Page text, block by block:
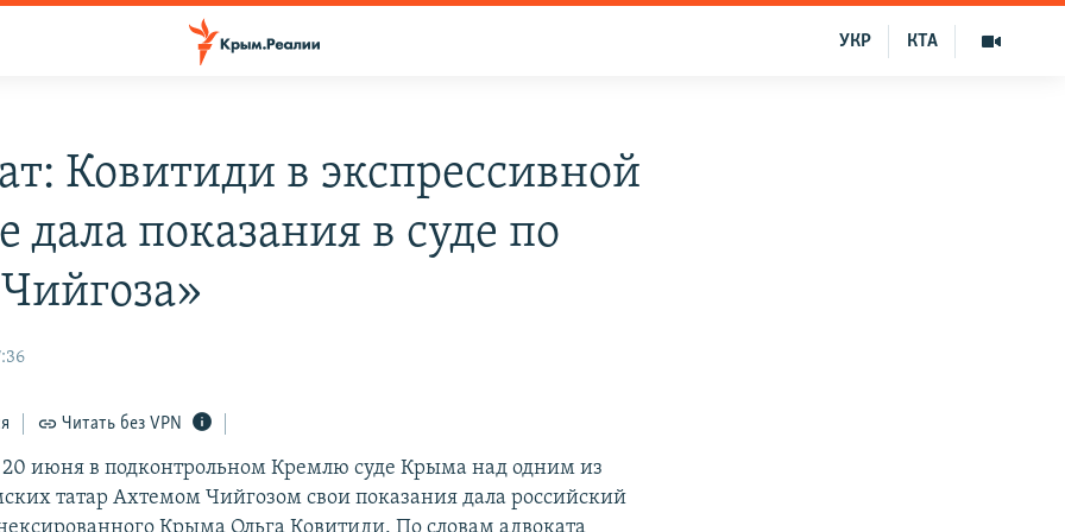
КТА
УКР
Ковитиди в экспрессивной
дала показания в суде по
Читать без VPN
20 июня в подконтрольном Кремлю суде Крыма над одним из
татар Ахтемом Чийгозом свои показания дала российский